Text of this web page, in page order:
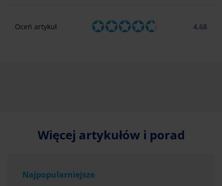
Oceń artykuł 4,68
Więcej artykułów i porad
Najpopularniejsze